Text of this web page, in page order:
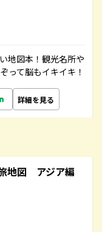
地図本！観光名所や
って脳もイキイキ！
詳細を見る
地図 アジア編